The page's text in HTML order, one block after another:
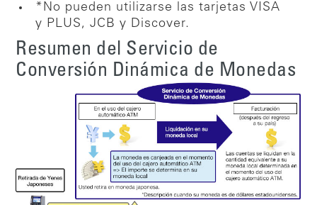
*No pueden utilizarse las tarjetas VISA
y PLUS, JCB y Discover.
Resumen del Servicio de
Conversión Dinámica de Monedas